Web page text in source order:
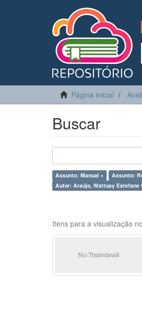
Página inicial
Buscar
Assunto: Manual × Assunto:
Autor: Araújo, Wattusy Estefane
Itens para a visualização